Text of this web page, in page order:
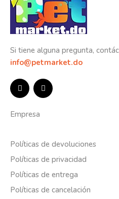
Si tiene alguna pregunta,
info@petmarket.do
Empresa
Políticas de devoluciones
Políticas de privacidad
Políticas de entrega
Políticas de cancelación